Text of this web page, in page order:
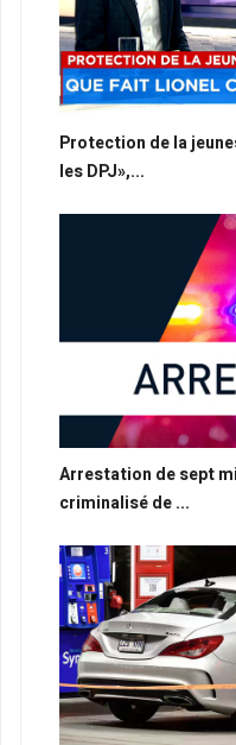
Protection de la
les DPJ»,...
Arrestation de sept
criminalisé de ...